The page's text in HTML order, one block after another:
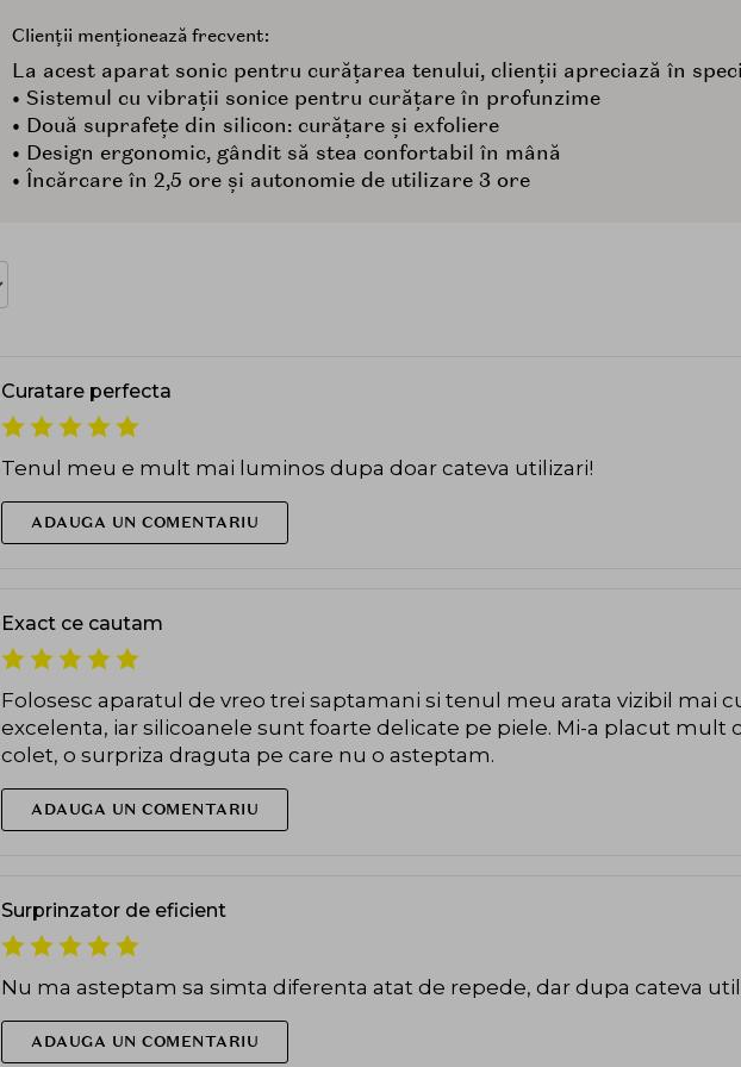
Clienții menționează frecvent:
La acest aparat sonic pentru curățarea tenului, clienții apreciază în
• Sistemul cu vibrații sonice pentru curățare în profunzime
• Două suprafețe din silicon: curățare și exfoliere
• Design ergonomic, gândit să stea confortabil în mână
• Încărcare în 2,5 ore și autonomie de utilizare 3 ore
Curatare perfecta
Tenul meu e mult mai luminos dupa doar cateva utilizari!
ADAUGA UN COMENTARIU
Exact ce cautam
Folosesc aparatul de vreo trei saptamani si tenul meu arata vizibil mai
excelenta, iar silicoanele sunt foarte delicate pe piele. Mi-a placut
colet, o surpriza draguta pe care nu o asteptam.
ADAUGA UN COMENTARIU
Surprinzator de eficient
Nu ma asteptam sa simta diferenta atat de repede, dar dupa cateva
ADAUGA UN COMENTARIU